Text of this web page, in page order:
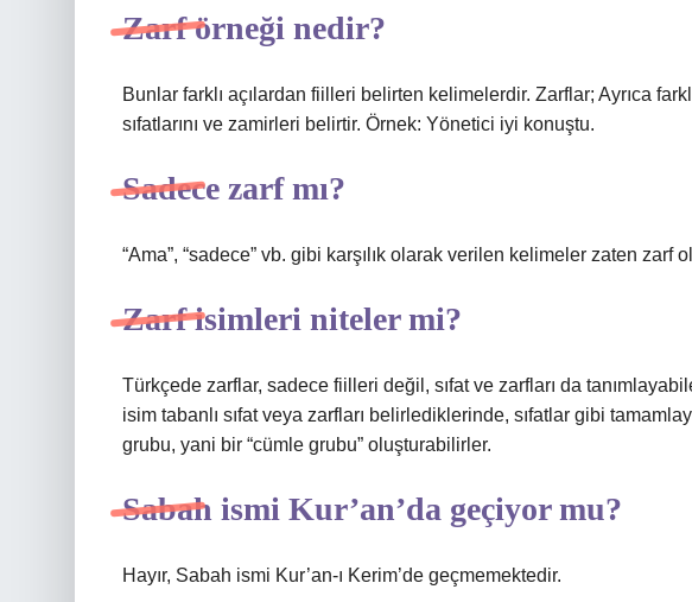
Zarf örneği nedir?
Bunlar farklı açılardan fiilleri belirten kelimelerdir. Zarflar; Ayrıca
sıfatlarını ve zamirleri belirtir. Örnek: Yönetici iyi konuştu.
Sadece zarf mı?
“Ama”, “sadece” vb. gibi karşılık olarak verilen kelimeler zaten zarf
Zarf isimleri niteler mi?
Türkçede zarflar, sadece fiilleri değil, sıfat ve zarfları da
isim tabanlı sıfat veya zarfları belirlediklerinde, sıfatlar gibi
grubu, yani bir “cümle grubu” oluşturabilirler.
Sabah ismi Kur’an’da geçiyor mu?
Hayır, Sabah ismi Kur’an-ı Kerim’de geçmemektedir.